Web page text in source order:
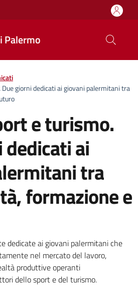
Palermo
giorni dedicati ai giovani palermitani tra
e turismo.
dedicati ai
tra
formazione e
notizia
dedicate ai giovani palermitani che
nel mercato del lavoro,
produttive operanti
dello sport e del turismo.